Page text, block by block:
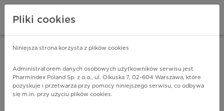
Pharmindex - lider
ZALOGUJ SIĘ
Pliki cookies
Niniejsza strona korzysta z plików cookies
Administratorem danych osobowych użytkowników serwisu jest
Pharmindex Poland Sp. z o.o., ul. Olkuska 7, 02-604 Warszawa, które
pozyskuje i przetwarza przy pomocy niniejszego serwisu, co odbywa
się m.in. przy użyciu plików cookies.
ZA DARMO - w Google Play INSTALUJ